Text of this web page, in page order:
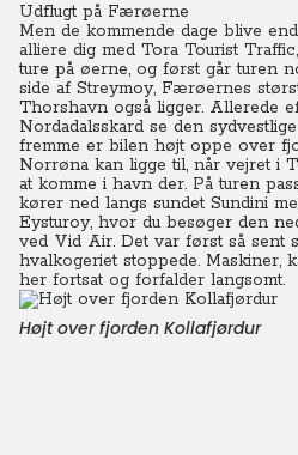
Udflugt på Færøerne
Men de kommende dage blive
alliere dig med Tora Tourist
ture på øerne, og først går turen
side af Streymoy, Færøernes
Thorshavn også ligger. Allerede
Nordadalsskard se den
fremme er bilen højt oppe over
Norrøna kan ligge til, når vejret i
at komme i havn der. På turen
kører ned langs sundet Sundini
Eysturoy, hvor du besøger den
ved Vid Air. Det var først så sent
hvalkogeriet stoppede. Maskiner,
her fortsat og forfalder langsomt.
Højt over fjorden Kollafjørdur